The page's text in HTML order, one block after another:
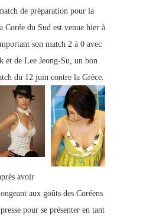
de préparation pour la
Corée du Sud est venue hier à
son match 2 à 0 avec
et de Lee Jeong-Su, un bon
du 12 juin contre la Grèce.
avoir
aux goûts des Coréens
pour se présenter en tant